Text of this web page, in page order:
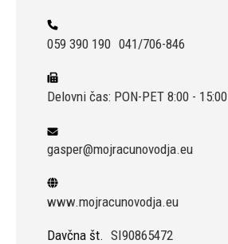
059 390 190 041/706-846
Delovni čas: PON-PET 8:00 - 15:00
gasper@mojracunovodja.eu
www.mojracunovodja.eu
Davčna št. SI90865472